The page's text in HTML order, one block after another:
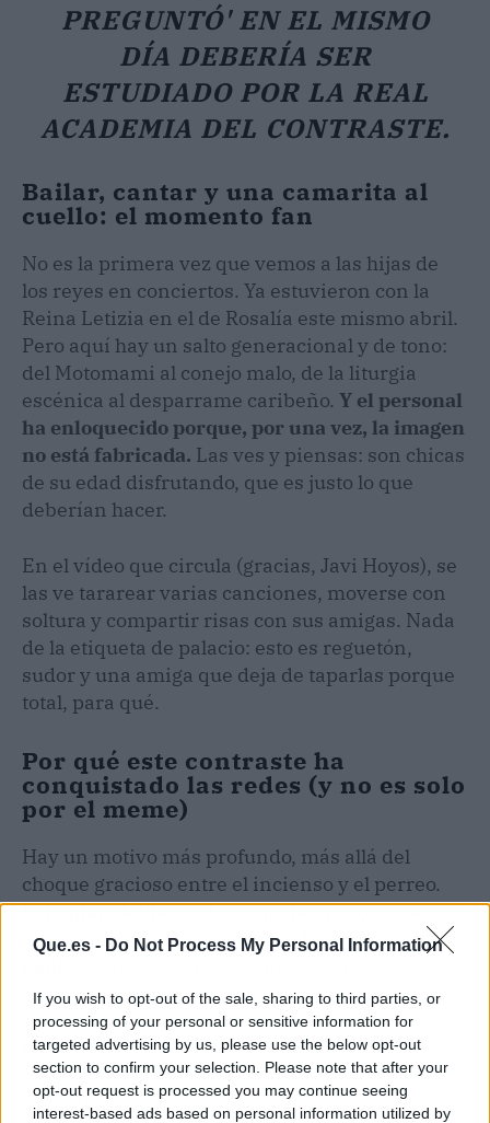
Que.es - Do Not Process My Personal Information
If you wish to opt-out of the sale, sharing to third parties, or
processing of your personal or sensitive information for
targeted advertising by us, please use the below opt-out
section to confirm your selection. Please note that after your
opt-out request is processed you may continue seeing
interest-based ads based on personal information utilized by
PREGUNTÓ' EN EL MISMO
DÍA DEBERÍA SER
ESTUDIADO POR LA REAL
ACADEMIA DEL CONTRASTE.
Bailar, cantar y una camarita al
cuello: el momento fan
No es la primera vez que vemos a las hijas de
los reyes en conciertos. Ya estuvieron con la
Reina Letizia en el de Rosalía este mismo abril.
Pero aquí hay un salto generacional y de tono:
del Motomami al conejo malo, de la liturgia
escénica al desparrame caribeño. Y el personal
ha enloquecido porque, por una vez, la imagen
no está fabricada. Las ves y piensas: son chicas
de su edad disfrutando, que es justo lo que
deberían hacer.
En el vídeo que circula (gracias, Javi Hoyos), se
las ve tararear varias canciones, moverse con
soltura y compartir risas con sus amigas. Nada
de la etiqueta de palacio: esto es reguetón,
sudor y una amiga que deja de taparlas porque
total, para qué.
Por qué este contraste ha
conquistado las redes (y no es solo
por el meme)
Hay un motivo más profundo, más allá del
choque gracioso entre el incienso y el perreo.
Este plan doble es el espejo de una generación
que ya no quiere elegir entre la tradición y la
bruto: lo estiran. Cumplen, representan,
saludan al Papa, y luego bajan al césped
metropolitano con sus amigas sin pedir
permiso al relato oficial. No es rebeldía, es
naturalidad.